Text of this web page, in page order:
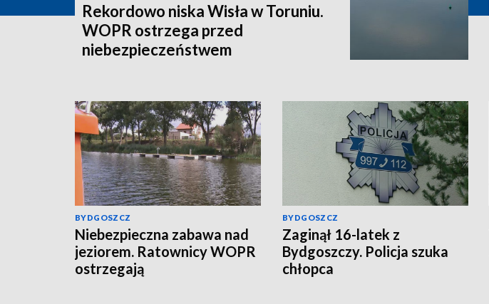
Rekordowo niska Wisła w Toruniu.
WOPR ostrzega przed
niebezpieczeństwem
BYDGOSZCZ
Niebezpieczna zabawa nad
jeziorem. Ratownicy WOPR
ostrzegają
BYDGOSZCZ
Zaginął 16-latek z
Bydgoszczy. Policja szuka
chłopca